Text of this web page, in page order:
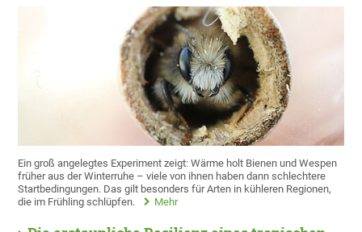
Ein groß angelegtes Experiment zeigt: Wärme holt Bienen und Wespen
früher aus der Winterruhe – viele von ihnen haben dann schlechtere
Startbedingungen. Das gilt besonders für Arten in kühleren Regionen,
die im Frühling schlüpfen.
Mehr